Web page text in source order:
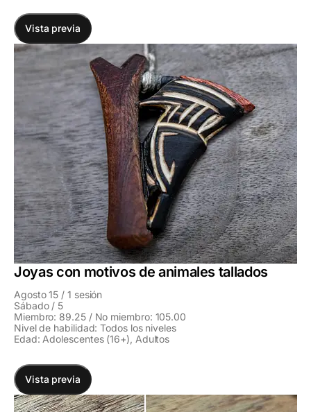
Vista previa
Joyas con motivos de animales tallados
Agosto 15 / 1 sesión
Sábado / 5
Miembro: 89.25 / No miembro: 105.00
Nivel de habilidad: Todos los niveles
Edad: Adolescentes (16+), Adultos
Vista previa